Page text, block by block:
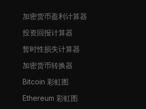
加密货币盈利计算器
投资回报计算器
暂时性损失计算器
加密货币转换器
Bitcoin 彩虹图
Ethereum 彩虹图